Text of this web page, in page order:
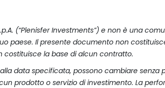
(“Plenisfer Investments”) e non è una
paese. Il presente documento non
costituisce la base di alcun contratto.
data specificata, possono cambiare
prodotto o servizio di investimento. La